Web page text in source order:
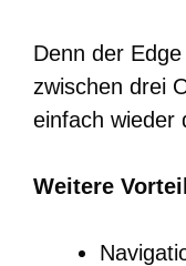
Denn der
zwischen drei
einfach wieder
Weitere